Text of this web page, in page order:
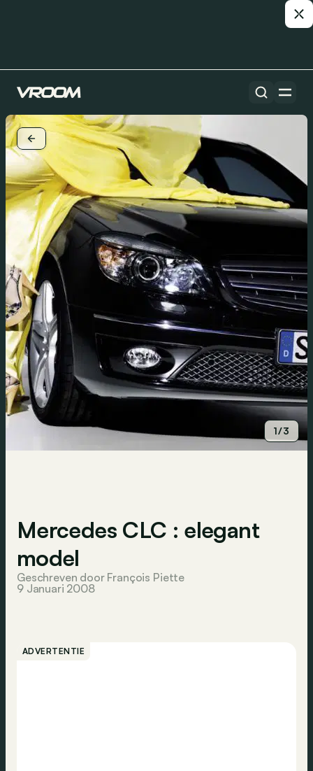
1/3
Mercedes CLC : elegant
model
Geschreven door François Piette
9 Januari 2008
ADVERTENTIE